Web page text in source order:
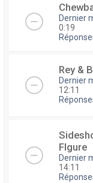
Dernier
0:19
Rey &
Dernier
12:11
FIgure
Dernier
14:11